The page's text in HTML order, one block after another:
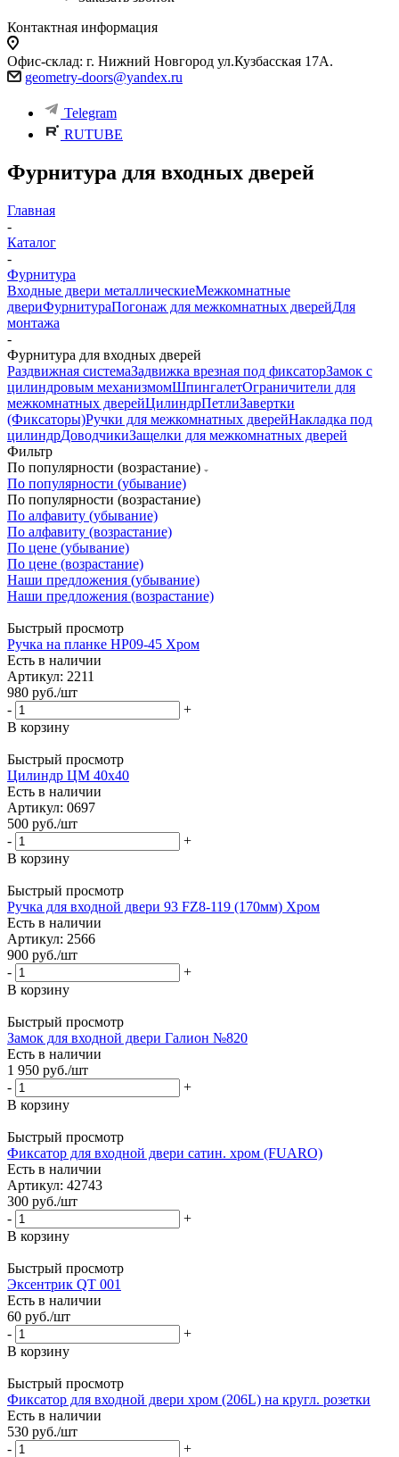
Контактная информация
Офис-склад: г. Нижний Новгород ул.Кузбасская 17А.
geometry-doors@yandex.ru
Telegram
RUTUBE
Фурнитура для входных дверей
Главная
-
Каталог
-
Фурнитура
Входные двери металлическиеМежкомнатные
двериФурнитураПогонаж для межкомнатных дверейДля
монтажа
-
Фурнитура для входных дверей
Раздвижная системаЗадвижка врезная под фиксаторЗамок с
цилиндровым механизмомШпингалетОграничители для
межкомнатных дверейЦилиндрПетлиЗавертки
(Фиксаторы)Ручки для межкомнатных дверейНакладка под
цилиндрДоводчикиЗащелки для межкомнатных дверей
Фильтр
По популярности (возрастание)
По популярности (убывание)
По популярности (возрастание)
По алфавиту (убывание)
По алфавиту (возрастание)
По цене (убывание)
По цене (возрастание)
Наши предложения (убывание)
Наши предложения (возрастание)
Быстрый просмотр
Ручка на планке HP09-45 Хром
Есть в наличии
Артикул: 2211
980 руб./шт
-
+
В корзину
Быстрый просмотр
Цилиндр ЦМ 40х40
Есть в наличии
Артикул: 0697
500 руб./шт
-
+
В корзину
Быстрый просмотр
Ручка для входной двери 93 FZ8-119 (170мм) Хром
Есть в наличии
Артикул: 2566
900 руб./шт
-
+
В корзину
Быстрый просмотр
Замок для входной двери Галион №820
Есть в наличии
1 950 руб./шт
-
+
В корзину
Быстрый просмотр
Фиксатор для входной двери сатин. хром (FUARO)
Есть в наличии
Артикул: 42743
300 руб./шт
-
+
В корзину
Быстрый просмотр
Эксентрик QT 001
Есть в наличии
60 руб./шт
-
+
В корзину
Быстрый просмотр
Фиксатор для входной двери хром (206L) на кругл. розетки
Есть в наличии
530 руб./шт
-
+